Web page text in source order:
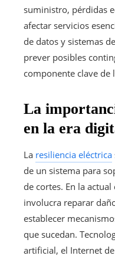
suministro, pérdidas
afectar servicios
de datos y sistemas
prever posibles
componente clave de
La
en la era
La resiliencia eléctrica
de un sistema para
de cortes. En la
involucra reparar
establecer
que sucedan.
artificial, el Internet